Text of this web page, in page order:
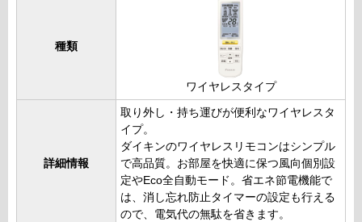
種類
ワイヤレスタイプ
詳細情報
取り外し・持ち運びが便利なワイヤレスタ
イプ。
ダイキンのワイヤレスリモコンはシンプル
で高品質。お部屋を快適に保つ風向個別設
定やEco全自動モード。省エネ節電機能で
は、消し忘れ防止タイマーの設定も行える
ので、電気代の無駄を省きます。